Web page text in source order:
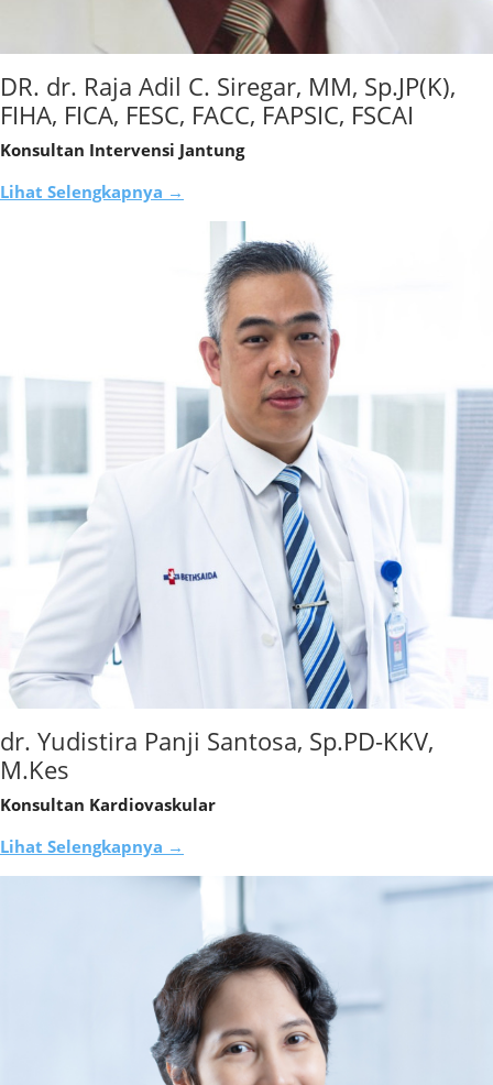
DR. dr. Raja Adil C. Siregar, MM, Sp.JP(K),
FIHA, FICA, FESC, FACC, FAPSIC, FSCAI
Konsultan Intervensi Jantung
Lihat Selengkapnya →
dr. Yudistira Panji Santosa, Sp.PD-KKV,
M.Kes
Konsultan Kardiovaskular
Lihat Selengkapnya →